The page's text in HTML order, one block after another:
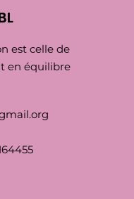
est celle de
en équilibre